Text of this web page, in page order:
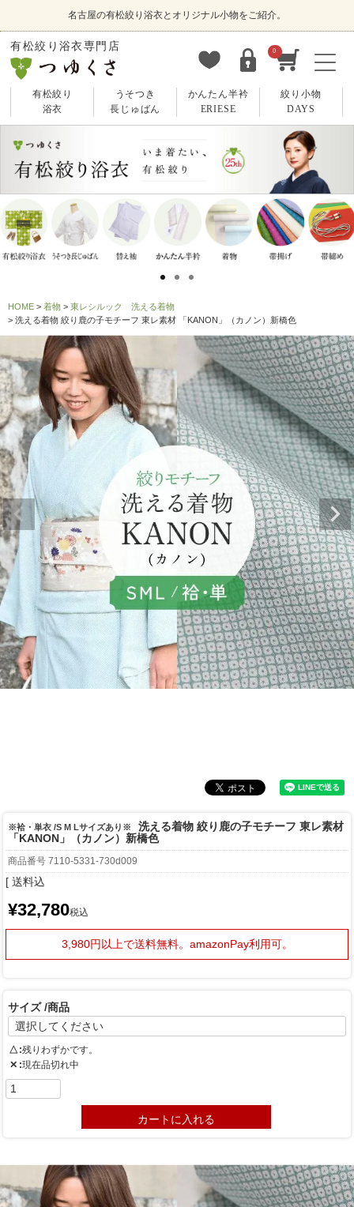
名古屋の有松絞り浴衣とオリジナル小物をご紹介。
有松絞り浴衣専門店 0
有松絞り
浴衣
うそつき
長じゅばん
かんたん半衿
ERIESE
絞り小物
DAYS
HOME 着物
東レシルック 洗える着物
洗える着物 絞り鹿の子モチーフ 東レ素材 「KANON」（カノン）新橋色
※袷・単衣 /S M Lサイズあり※
洗える着物 絞り鹿の子モチーフ 東レ素材
「KANON」（カノン）新橋色
商品番号 7110-5331-730d009
送料込
¥32,780税込
3,980円以上で送料無料。 amazonPay利用可。
サイズ 商品
△ 残りわずかです。
✕ 現在品切れ中
カートに入れる